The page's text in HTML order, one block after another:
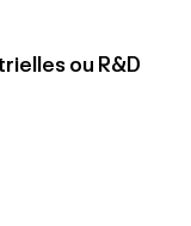
ou R&D